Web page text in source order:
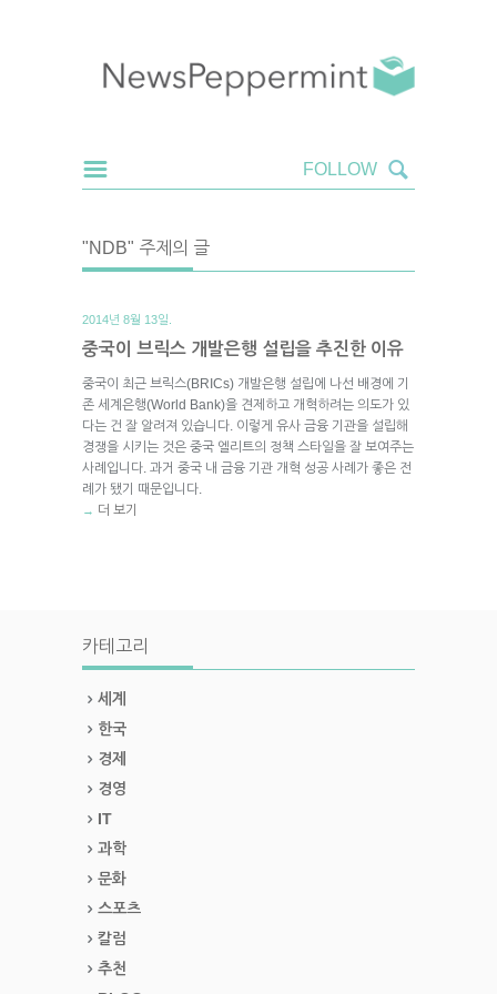
"NDB" 주제의 글
2014년 8월 13일.
중국이 브릭스 개발은행 설립을 추진한 이유
중국이 최근 브릭스(BRICs) 개발은행 설립에 나선 배경에 기
존 세계은행(World Bank)을 견제하고 개혁하려는 의도가 있
다는 건 잘 알려져 있습니다. 이렇게 유사 금융 기관을 설립해
경쟁을 시키는 것은 중국 엘리트의 정책 스타일을 잘 보여주는
사례입니다. 과거 중국 내 금융 기관 개혁 성공 사례가 좋은 전
례가 됐기 때문입니다.
→ 더 보기
카테고리
세계
한국
경제
경영
IT
과학
문화
스포츠
칼럼
추천